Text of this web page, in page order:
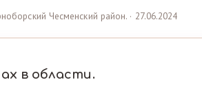
Чесменский район. · 27.06.2024
в области.